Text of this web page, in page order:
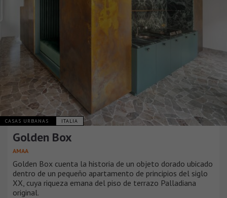
CASAS URBANAS ITALIA
Golden Box
AMAA
Golden Box cuenta la historia de un objeto dorado ubicado
dentro de un pequeño apartamento de principios del siglo
XX, cuya riqueza emana del piso de terrazo Palladiana
original.